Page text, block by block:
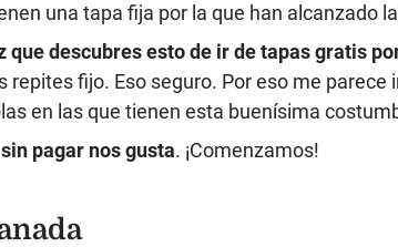
una tapa fija por la que han alcanzado
que descubres esto de ir de tapas gratis
repites fijo. Eso seguro. Por eso me
en las que tienen esta buenísima
pagar nos gusta. ¡Comenzamos!